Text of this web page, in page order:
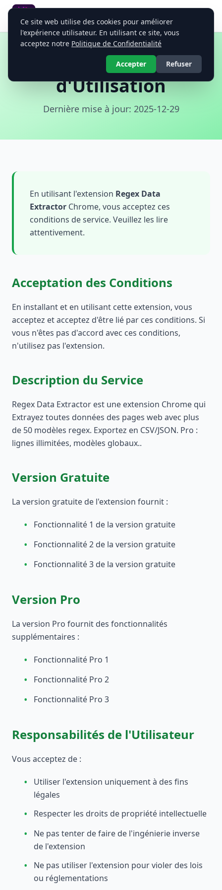
Regex Data Extractor
Extracteur de Données Regex Universel
Conditions
d'Utilisation
Dernière mise à jour: 2025-12-29
En utilisant l'extension Regex Data
Extractor Chrome, vous acceptez ces
conditions de service. Veuillez les lire
attentivement.
Acceptation des Conditions
En installant et en utilisant cette extension, vous
acceptez et acceptez d'être lié par ces conditions. Si
vous n'êtes pas d'accord avec ces conditions,
n'utilisez pas l'extension.
Description du Service
Regex Data Extractor est une extension Chrome qui
Extrayez toutes données des pages web avec plus
de 50 modèles regex. Exportez en CSV/JSON. Pro :
lignes illimitées, modèles globaux..
Version Gratuite
La version gratuite de l'extension fournit :
• Fonctionnalité 1 de la version gratuite
• Fonctionnalité 2 de la version gratuite
• Fonctionnalité 3 de la version gratuite
Version Pro
La version Pro fournit des fonctionnalités
supplémentaires :
• Fonctionnalité Pro 1
• Fonctionnalité Pro 2
• Fonctionnalité Pro 3
Responsabilités de l'Utilisateur
Vous acceptez de :
•
Utiliser l'extension uniquement à des fins
légales
• Respecter les droits de propriété intellectuelle
•
Ne pas tenter de faire de l'ingénierie inverse
de l'extension
•
Ne pas utiliser l'extension pour violer des lois
ou réglementations
Ce site web utilise des cookies pour améliorer
l'expérience utilisateur. En utilisant ce site, vous
acceptez notre Politique de Confidentialité
Accepter Refuser